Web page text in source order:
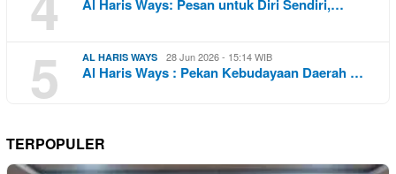
Al Haris Ways: Pesan untuk Diri Sendiri,…
5 AL HARIS WAYS 28 Jun 2026 - 15:14 WIB
Al Haris Ways : Pekan Kebudayaan Daerah …
TERPOPULER